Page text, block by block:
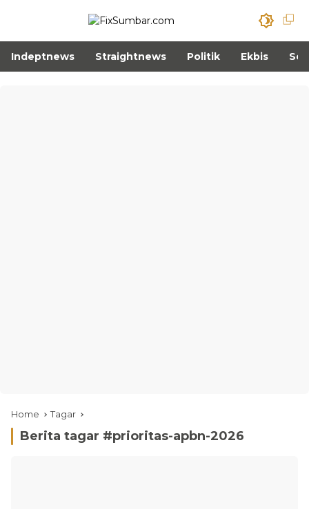
Indeptnews Straightnews Politik Ekbis
Home Tagar
Berita tagar #prioritas-apbn-2026